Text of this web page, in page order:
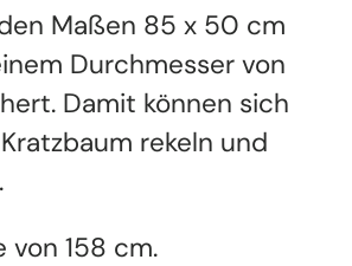
Maßen 85 x 50 cm
Durchmesser von
Damit können sich
rekeln und
von 158 cm.